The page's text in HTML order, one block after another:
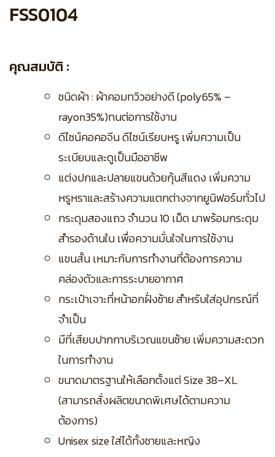
FSS0104
คุณสมบัติ :
ชนิดผ้า : ผ้าคอมทวิวอย่างดี (poly65% –
rayon35%)ทนต่อการใช้งาน
ดีไซน์คอคอจีน ดีไซน์เรียบหรู เพิ่มความเป็น
ระเบียบและดูเป็นมืออาชีพ
แต่งปกและปลายแขนด้วยกุ้นสีแดง เพิ่มความ
หรูหราและสร้างความแตกต่างจากยูนิฟอร์มทั่วไป
กระดุมสองแถว จำนวน 10 เม็ด มาพร้อมกระดุม
สำรองด้านใน เพื่อความมั่นใจในการใช้งาน
แขนสั้น เหมาะกับการทำงานที่ต้องการความ
คล่องตัวและการระบายอากาศ
กระเป๋าเจาะที่หน้าอกฝั่งซ้าย สำหรับใส่อุปกรณ์ที่
จำเป็น
มีที่เสียบปากกาบริเวณแขนซ้าย เพิ่มความสะดวก
ในการทำงาน
ขนาดมาตรฐานให้เลือกตั้งแต่ Size 38–XL
(สามารถสั่งผลิตขนาดพิเศษได้ตามความ
ต้องการ)
Unisex size ใส่ได้ทั้งชายและหญิง